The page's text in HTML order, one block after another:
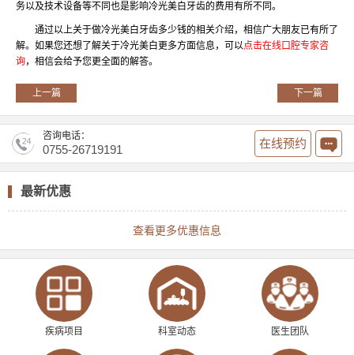
务以及技术设备等不同也是影响冷光美白牙齿的费用有所不同。
通过以上关于做冷光美白牙齿多少钱的相关介绍，相信广大朋友已有所了
解。如果您还想了解关于冷光美白更多方面信息，可以点击在线口腔专家咨
询，相信会给予您更全面的解答。
上一篇 下一篇
咨询电话：
0755-26719191 在线预约
最新优惠
查看更多优惠信息
疾病项目 科室动态 医生团队